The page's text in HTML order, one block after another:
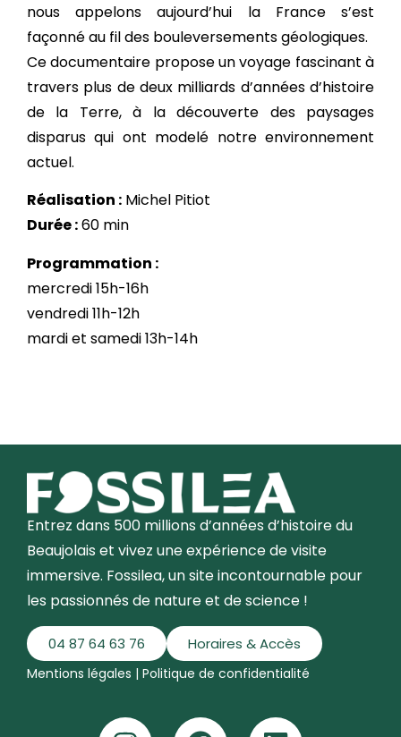
nous appelons aujourd’hui la France s’est
façonné au fil des bouleversements géologiques.
Ce documentaire propose un voyage fascinant à
travers plus de deux milliards d’années d’histoire
de la Terre, à la découverte des paysages
disparus qui ont modelé notre environnement
actuel.
Réalisation : Michel Pitiot
Durée :60 min
Programmation :
mercredi 15h-16h
vendredi 11h-12h
mardi et samedi 13h-14h
Entrez dans 500 millions d’années d’histoire du
Beaujolais et vivez une expérience de visite
immersive. Fossilea, un site incontournable pour
les passionnés de nature et de science !
04 87 64 63 76 Horaires & Accès
Mentions légales | Politique de confidentialité